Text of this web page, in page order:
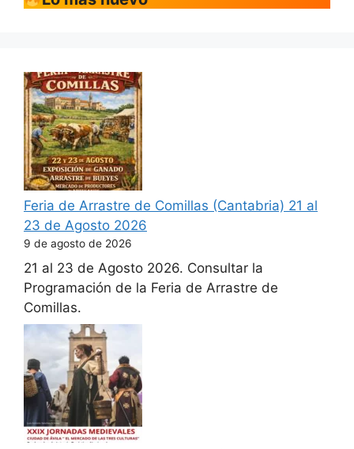
Feria de Arrastre de Comillas (Cantabria) 21 al
23 de Agosto 2026
9 de agosto de 2026
21 al 23 de Agosto 2026. Consultar la
Programación de la Feria de Arrastre de
Comillas.